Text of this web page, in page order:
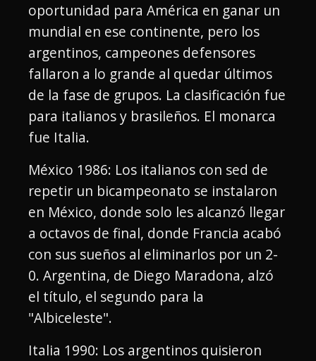
oportunidad para América en ganar un
mundial en ese continente, pero los
argentinos, campeones defensores
fallaron a lo grande al quedar últimos
de la fase de grupos. La clasificación fue
para italianos y brasileños. El monarca
fue Italia.
México 1986: Los italianos con sed de
repetir un bicampeonato se instalaron
en México, donde solo les alcanzó llegar
a octavos de final, donde Francia acabó
con sus sueños al eliminarlos por un 2-
0. Argentina, de Diego Maradona, alzó
el título, el segundo para la
"Albiceleste".
Italia 1990: Los argentinos quisieron